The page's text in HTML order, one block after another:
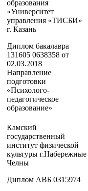
образования
«Университет
управления «ТИСБИ»
г. Казань
Диплом бакалавра
131605 0638358 от
02.03.2018
Направление
подготовки
«Психолого-
педагогическое
образование»
Камский
государственный
институт физической
культуры г.Набережные
Челны
Диплом АВБ 0315974